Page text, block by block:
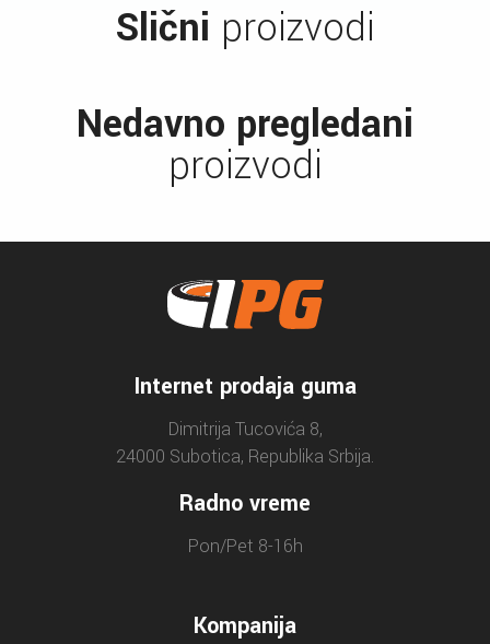
Slični proizvodi
Nedavno pregledani
proizvodi
Internet prodaja guma
Dimitrija Tucovića 8,
24000 Subotica, Republika Srbija.
Radno vreme
Pon/Pet 8-16h
Kompanija